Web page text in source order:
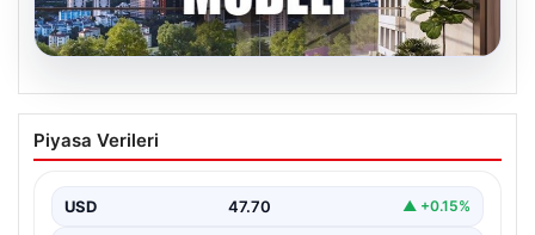
DAP Yapı’dan bir ilk! Emlak Konut
güvencesi Dap vizyonuyla kendi
Piyasa Verileri
USD 47.70 ▲ +0.15%